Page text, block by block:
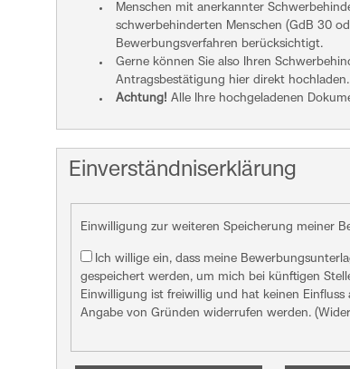
Menschen mit anerkannter
schwerbehinderten Menschen (GdB 30
Bewerbungsverfahren berücksichtigt.
Gerne können Sie also Ihren
Antragsbestätigung hier direkt hochladen.
Achtung! Alle Ihre hochgeladenen
Einverständniserklärung
Einwilligung zur weiteren Speicherung meiner
Ich willige ein, dass meine
gespeichert werden, um mich bei künftigen
Einwilligung ist freiwillig und hat keinen Einfluss
Angabe von Gründen widerrufen werden.